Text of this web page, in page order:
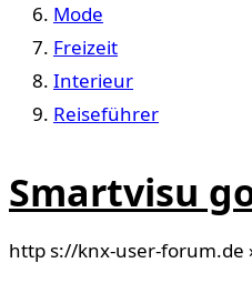
Mode
Freizeit
Interieur
Reiseführer
Smartvisu
http s://knx-user-forum.de